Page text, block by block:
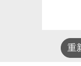
重